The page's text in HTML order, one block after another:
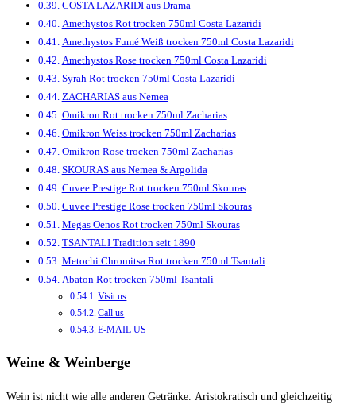
COSTA LAZARIDI aus Drama
Amethystos Rot trocken 750ml Costa Lazaridi
Amethystos Fumé Weiß trocken 750ml Costa Lazaridi
Amethystos Rose trocken 750ml Costa Lazaridi
Syrah Rot trocken 750ml Costa Lazaridi
ZACHARIAS aus Nemea
Omikron Rot trocken 750ml Zacharias
Omikron Weiss trocken 750ml Zacharias
Omikron Rose trocken 750ml Zacharias
SKOURAS aus Nemea & Argolida
Cuvee Prestige Rot trocken 750ml Skouras
Cuvee Prestige Rose trocken 750ml Skouras
Megas Oenos Rot trocken 750ml Skouras
TSANTALI Tradition seit 1890
Metochi Chromitsa Rot trocken 750ml Tsantali
Abaton Rot trocken 750ml Tsantali
Visit us
Call us
E-MAIL US
Weine & Weinberge
Wein ist nicht wie alle anderen Getränke. Aristokratisch und gleichzeitig